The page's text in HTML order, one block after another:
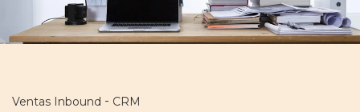
Ventas Inbound - CRM